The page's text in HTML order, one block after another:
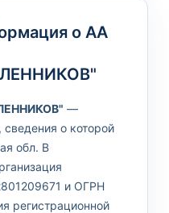
о АА
—
о которой
обл. В
и ОГРН
регистрационной